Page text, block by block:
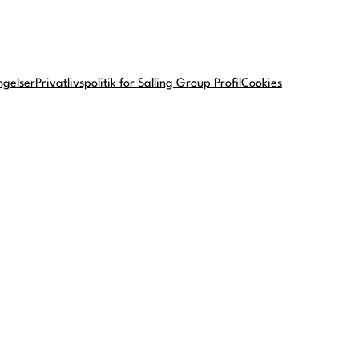
Privatlivspolitik for Salling Group ProfilCookies